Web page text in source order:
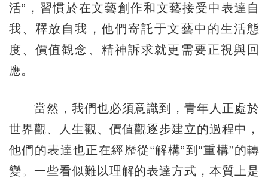
活”，習慣於在文藝創作和文藝接受中表達自
我、釋放自我，他們寄託于文藝中的生活態
度、價值觀念、精神訴求就更需要正視與回
應。
當然，我們也必須意識到，青年人正處於
世界觀、人生觀、價值觀逐步建立的過程中，
他們的表達也正在經歷從“解構”到“重構”的轉
變。一些看似難以理解的表達方式，本質上是